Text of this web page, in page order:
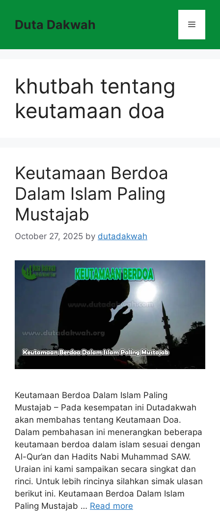
contentDuta Dakwah Menu
khutbah tentang
keutamaan doa
Keutamaan Berdoa
Dalam Islam Paling
Mustajab
October 27, 2025 by dutadakwah
Keutamaan Berdoa Dalam Islam Paling
Mustajab – Pada kesempatan ini Dutadakwah
akan membahas tentang Keutamaan Doa.
Dalam pembahasan ini menerangkan beberapa
keutamaan berdoa dalam islam sesuai dengan
Al-Qur’an dan Hadits Nabi Muhammad SAW.
Uraian ini kami sampaikan secara singkat dan
rinci. Untuk lebih rincinya silahkan simak ulasan
berikut ini. Keutamaan Berdoa Dalam Islam
Paling Mustajab … Read more